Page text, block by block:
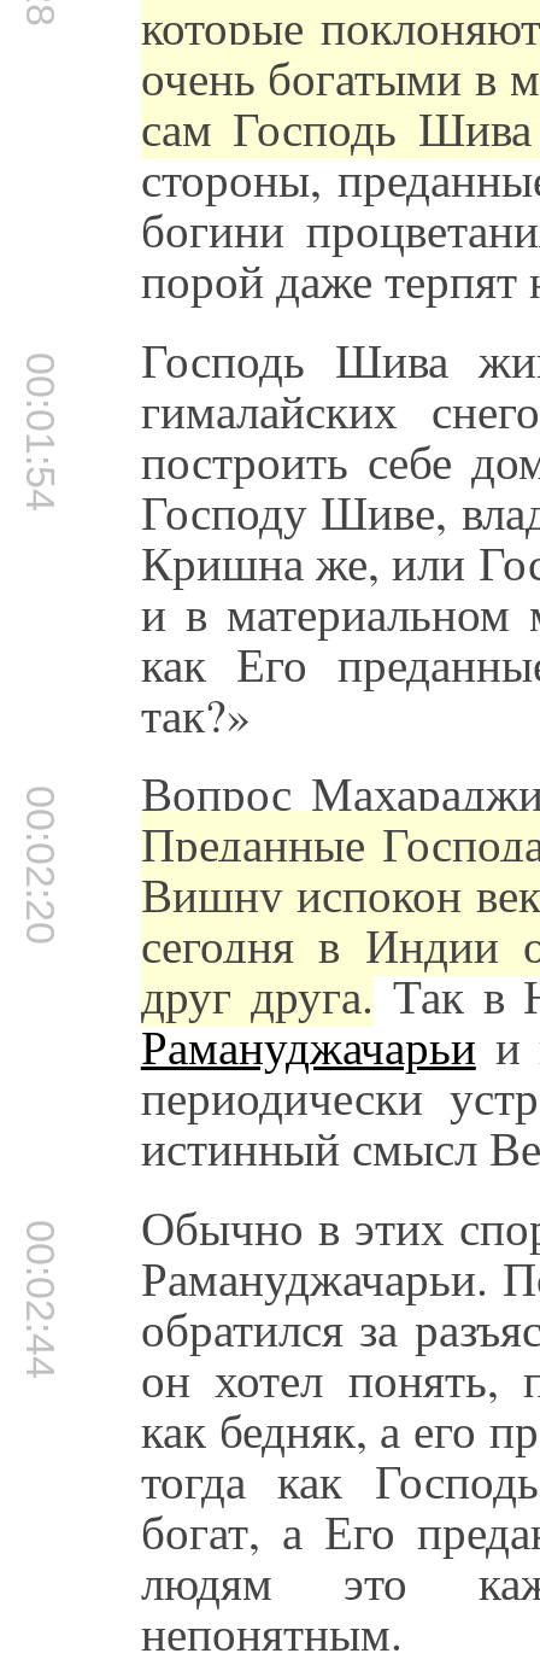
которые
очень богатыми в
сам Господь
стороны,
богини
порой даже
00:01:54 Господь Шива
гималайских
построить себе
Господу Шиве,
Кришна же, или
и в материальном
как Его
так?»
00:02:20 Вопрос
Преданные
Вишну испокон
сегодня в Индии
друг друга.Так в
Рамануджачарьи и
периодически
истинный смысл
00:02:44 Обычно в этих
Рамануджачарьи.
обратился за
он хотел понять,
как бедняк, а его
тогда как
богат, а Его
людям это
непонятным.